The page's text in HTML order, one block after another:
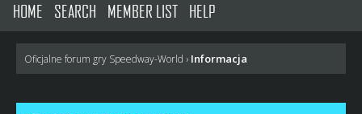
HOME SEARCH MEMBER LIST HELP
Oficjalne forum gry Speedway-World › Informacja